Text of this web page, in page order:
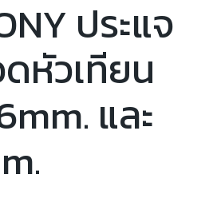
ประแจ
หัวเทียน
และ